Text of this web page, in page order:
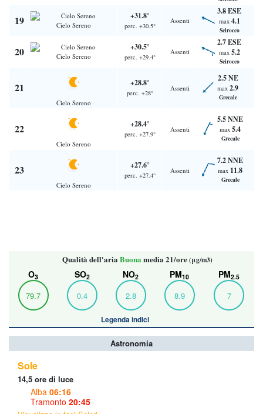
19 Cielo Sereno
+31.8°
perc. +30.5°
Assenti
3.8 ESE
max 4.1
Scirocco
20 Cielo Sereno
+30.5°
perc. +29.4°
Assenti
2.7 ESE
max 5.2
Scirocco
21
Cielo Sereno
+28.8°
perc. +28°
Assenti
2.5 NE
max 2.9
Grecale
22
Cielo Sereno
+28.4°
perc. +27.9°
Assenti
5.5 NNE
max 5.4
Grecale
23
Cielo Sereno
+27.6°
perc. +27.4°
Assenti
7.2 NNE
max 11.8
Grecale
Qualità dell'aria Buona media 21/ore(μg/m3)
O3
79.7
SO2
0.4
NO2
2.8
PM10
8.9
PM2.5
7
Legenda indici
Astronomia
Sole
14,5 ore di luce
Alba 06:16
Tramonto 20:45